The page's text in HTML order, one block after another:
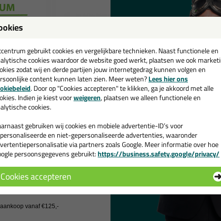
in 40+ kleuren in 30+
kit kopen?
blauw bij Kitcentrum.nl
kit ook in de kleur blauw? Op Kitcentrum.nl vind je een ruim
Bestel je hittebestendige kit blauw daarom gemakkelijk en snel op
gebruikt cookies en vergelijkbare technieken. Naast functionele en
cookies waardoor de website goed werkt, plaatsen we ook
zodat wij en derde partijen jouw internetgedrag kunnen volgen en
content kunnen laten zien. Meer weten?Lees hier ons
. Door op "Cookies accepteren" te klikken, ga je akkoord met alle
Indien je kiest voorweigeren, plaatsen we alleen functionele en
cookies.
gebruiken wij cookies en mobiele advertentie-ID’s voor
en niet-gepersonaliseerde advertenties, waaronder
via partners zoals Google. Meer informatie over hoe
persoonsgegevens gebruikt:https://business.safety.google/privacy/
Cookies accepteren
💚
en ontvang een
€35,-bij je eerste bestelling!
de actiecode ›
geen cadeau
vanaf €125,-